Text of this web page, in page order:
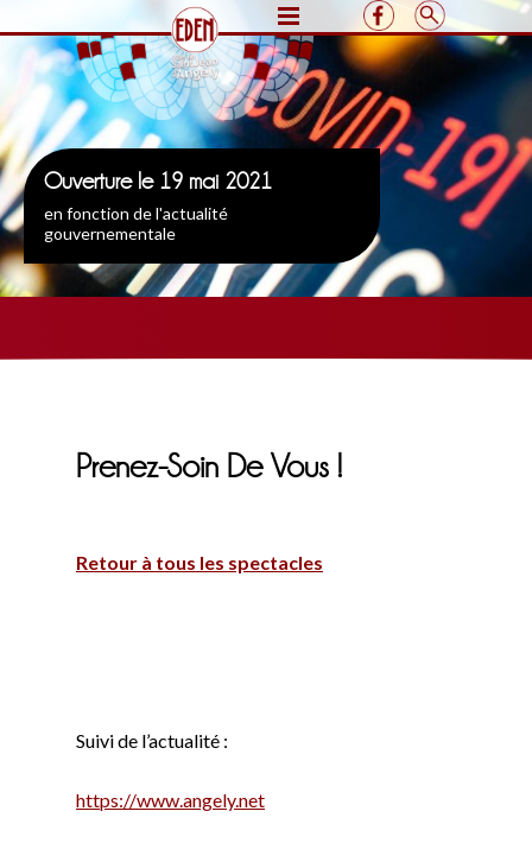
Ouverture le 19 mai 2021
en fonction de l'actualité
gouvernementale
Prenez-Soin De Vous !
Retour à tous les spectacles
Suivi de l’actualité :
https://www.angely.net